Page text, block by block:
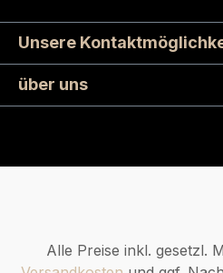
Unsere
über uns
Alle Preise inkl. gesetzl.